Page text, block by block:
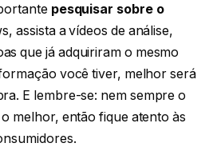
pesquisar sobre o
assista a vídeos de análise,
que já adquiriram o mesmo
você tiver, melhor será
E lembre-se: nem sempre o
melhor, então fique atento às